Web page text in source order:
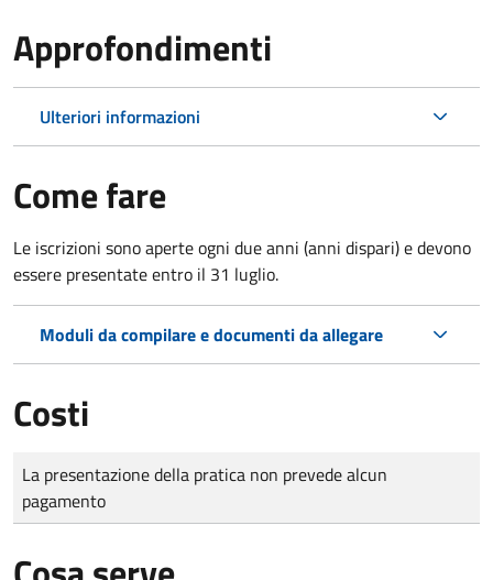
Approfondimenti
Ulteriori informazioni
Come fare
Le iscrizioni sono aperte ogni due anni (anni dispari) e devono
essere presentate entro il 31 luglio.
Moduli da compilare e documenti da allegare
Costi
Tipo di pagamento
Importo
La presentazione della pratica non prevede alcun
pagamento